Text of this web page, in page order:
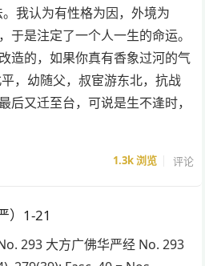
我认为有性格为因，外境为
于是注定了一个人一生的命运。
造的，如果你真有香象过河的气
，幼随父，叔宦游东北，抗战
后又迁至台，可说是生不逢时，
1.3k浏览 评论
）1-21
293 大方广佛华严经 No. 293